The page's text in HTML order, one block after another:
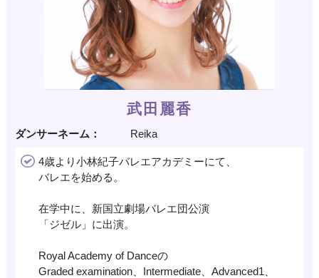
武田麗香
ダンサーネーム： Reika
4歳より小林紀子バレエアカデミーにて、
バレエを始める。
在学中に、新国立劇場バレエ団公演
「ジゼル」に出演。
Royal Academy of Danceの
Graded examination、Intermediate、Advanced1、